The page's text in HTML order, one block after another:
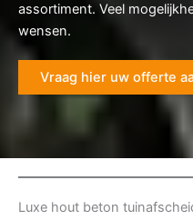
assortiment. Veel
wensen.
Vraag hier uw offerte
Luxe hout beton